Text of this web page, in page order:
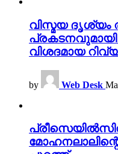
വിസ്മയ
വിശദമായ
by Web Desk